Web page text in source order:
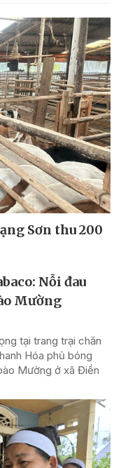
Sơn thu 200
Nỗi đau
Mường
tại trang trại chăn
Hóa phủ bóng
Mường ở xã Điền